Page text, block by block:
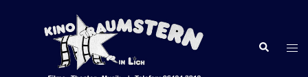
Suche